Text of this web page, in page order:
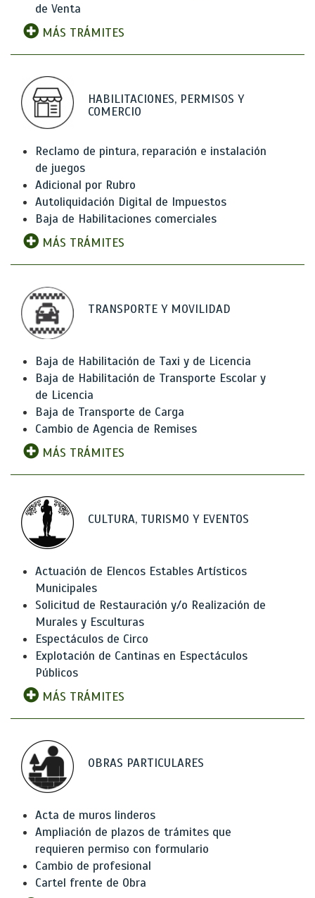
de Venta
MÁS TRÁMITES
HABILITACIONES, PERMISOS Y
COMERCIO
Reclamo de pintura, reparación e instalación
de juegos
Adicional por Rubro
Autoliquidación Digital de Impuestos
Baja de Habilitaciones comerciales
MÁS TRÁMITES
TRANSPORTE Y MOVILIDAD
Baja de Habilitación de Taxi y de Licencia
Baja de Habilitación de Transporte Escolar y
de Licencia
Baja de Transporte de Carga
Cambio de Agencia de Remises
MÁS TRÁMITES
CULTURA, TURISMO Y EVENTOS
Actuación de Elencos Estables Artísticos
Municipales
Solicitud de Restauración y/o Realización de
Murales y Esculturas
Espectáculos de Circo
Explotación de Cantinas en Espectáculos
Públicos
MÁS TRÁMITES
OBRAS PARTICULARES
Acta de muros linderos
Ampliación de plazos de trámites que
requieren permiso con formulario
Cambio de profesional
Cartel frente de Obra